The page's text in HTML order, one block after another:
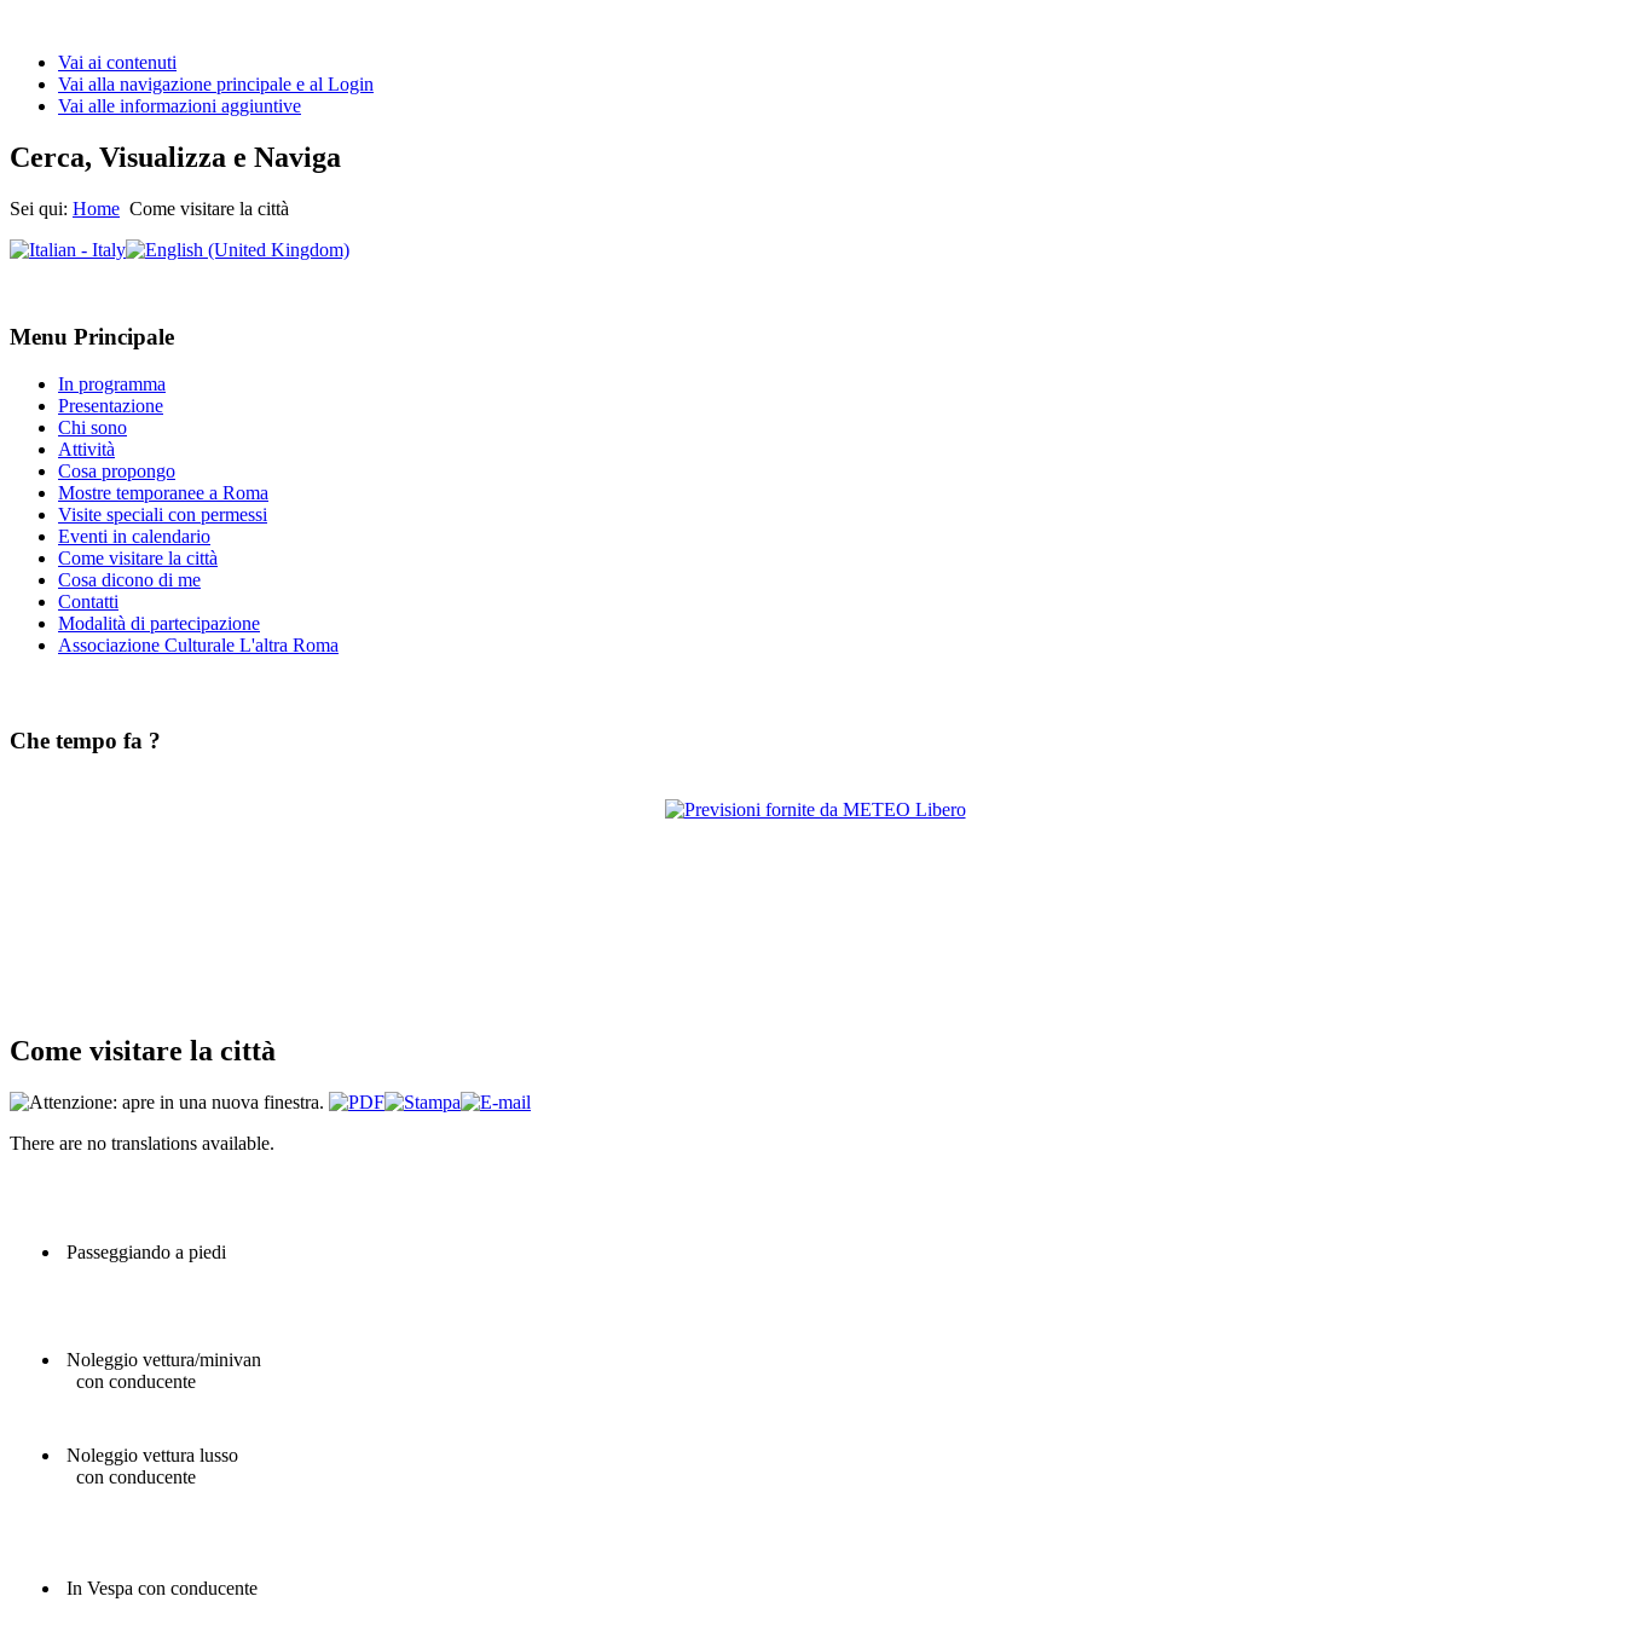
Vai ai contenuti
Vai alla navigazione principale e al Login
Vai alle informazioni aggiuntive
Cerca, Visualizza e Naviga
Sei qui: Home Come visitare la città
Menu Principale
In programma
Presentazione
Chi sono
Attività
Cosa propongo
Mostre temporanee a Roma
Visite speciali con permessi
Eventi in calendario
Come visitare la città
Cosa dicono di me
Contatti
Modalità di partecipazione
Associazione Culturale L'altra Roma
Che tempo fa ?
Come visitare la città
There are no translations available.
Passeggiando a piedi
Noleggio vettura/minivan
con conducente
Noleggio vettura lusso
con conducente
In Vespa con conducente